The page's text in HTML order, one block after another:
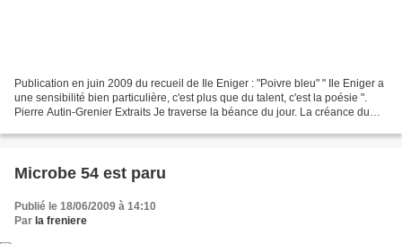
Publication en juin 2009 du recueil de Ile Eniger : "Poivre bleu" " Ile Eniger a
une sensibilité bien particulière, c'est plus que du talent, c'est la poésie ".
Pierre Autin-Grenier Extraits Je traverse la béance du jour. La créance du
Microbe 54 est paru
Publié le 18/06/2009 à 14:10
Par la freniere